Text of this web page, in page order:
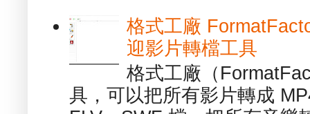
格式工廠
迎影片轉檔工具
格式工廠（
具，可以把所有影片轉成